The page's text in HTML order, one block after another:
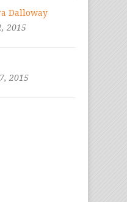
Dalloway
2015
2015